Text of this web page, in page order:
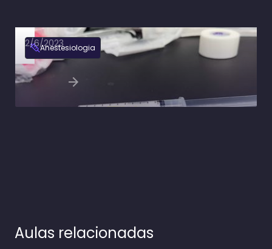
Anestesiologia
2/6/2023
Propofol na sedação: quando é indicado?
Ler artigo
Aulas relacionadas